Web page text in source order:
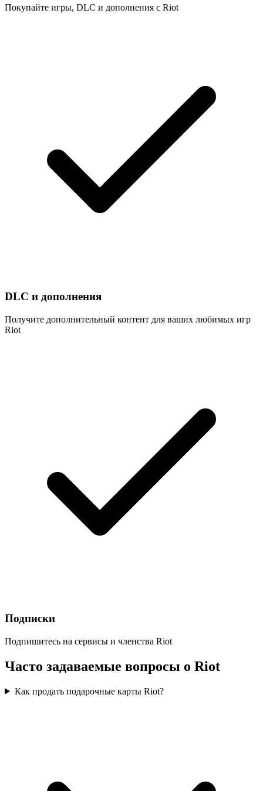
Покупайте игры, DLC и дополнения с Riot
DLC и дополнения
Получите дополнительный контент для ваших любимых игр
Riot
Подписки
Подпишитесь на сервисы и членства Riot
Часто задаваемые вопросы о Riot
Как продать подарочные карты Riot?